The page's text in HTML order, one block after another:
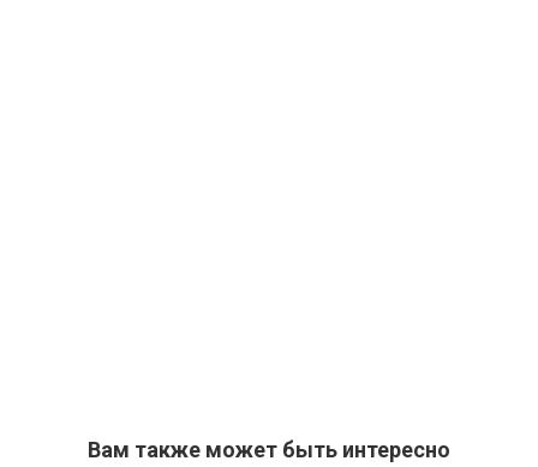
Вам также может быть интересно